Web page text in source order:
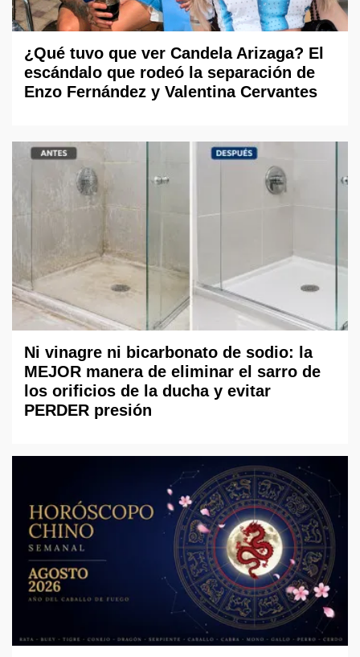
¿Qué tuvo que ver Candela Arizaga? El
escándalo que rodeó la separación de
Enzo Fernández y Valentina Cervantes
Ni vinagre ni bicarbonato de sodio: la
MEJOR manera de eliminar el sarro de
los orificios de la ducha y evitar
PERDER presión